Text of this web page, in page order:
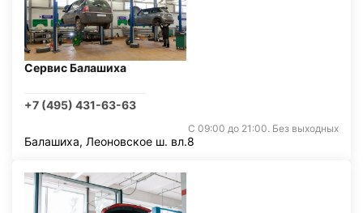
Сервис Балашиха
+7 (495) 431-63-63
С 09:00 до 21:00. Без выходных
Балашиха, Леоновское ш. вл.8